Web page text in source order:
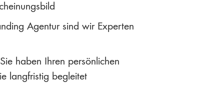
Agentur sind wir Experten
Sie haben Ihren persönlichen
langfristig begleitet